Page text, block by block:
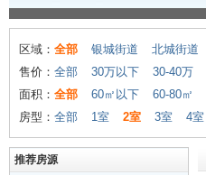
区域： 全部 银城街道 北城街道
售价： 全部 30万以下 30-40万
面积： 全部 60㎡以下 60-80㎡
房型： 全部 1室 2室 3室 4室
推荐房源